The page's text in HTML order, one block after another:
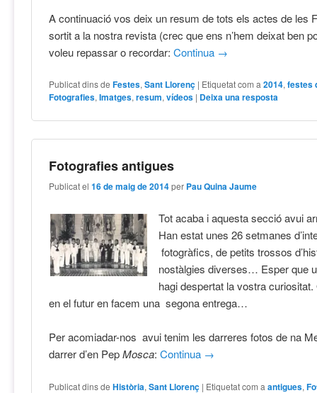
A continuació vos deix un resum de tots els actes de les
sortit a la nostra revista (crec que ens n’hem deixat ben
voleu repassar o recordar:Continua →
Publicat dins de Festes,Sant Llorenç | Etiquetat com a 2014,festes
Fotografies,Imatges,resum,vídeos | Deixa una resposta
Fotografies antigues
Publicat el16 de maig de 2014 per Pau Quina Jaume
Tot acaba i aquesta secció avui
Han estat unes 26 setmanes
fotogràfics, de petits trossos
nostàlgies diverses… Esper que
hagi despertat la vostra
en el futur en facem una segona entrega…
Per acomiadar-nos avui tenim les darreres fotos de na
darrer d’en PepMosca:Continua →
Publicat dins de Història,Sant Llorenç | Etiquetat com a antigues,